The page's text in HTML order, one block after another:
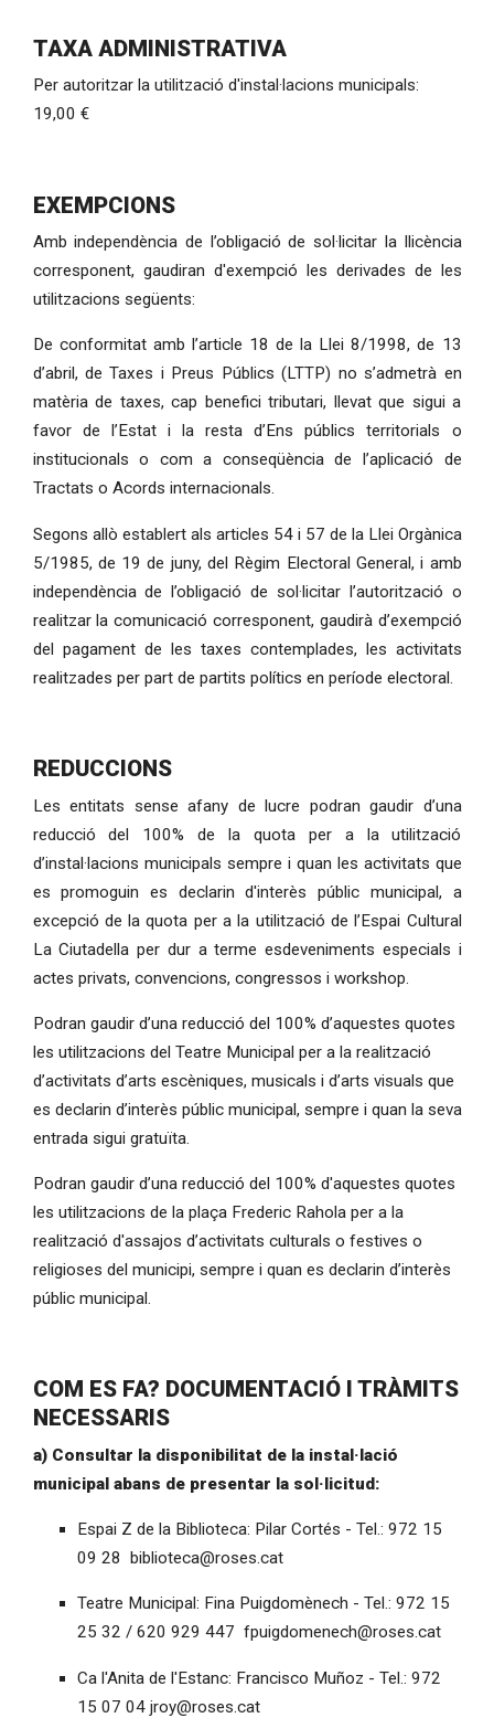
TAXA ADMINISTRATIVA
Per autoritzar la utilització d'instal·lacions municipals:
19,00 €
EXEMPCIONS
Amb independència de l’obligació de sol·licitar la llicència
corresponent, gaudiran d'exempció les derivades de les
utilitzacions següents:
De conformitat amb l’article 18 de la Llei 8/1998, de 13
d’abril, de Taxes i Preus Públics (LTTP) no s’admetrà en
matèria de taxes, cap benefici tributari, llevat que sigui a
favor de l’Estat i la resta d’Ens públics territorials o
institucionals o com a conseqüència de l’aplicació de
Tractats o Acords internacionals.
Segons allò establert als articles 54 i 57 de la Llei Orgànica
5/1985, de 19 de juny, del Règim Electoral General, i amb
independència de l’obligació de sol·licitar l’autorització o
realitzar la comunicació corresponent, gaudirà d’exempció
del pagament de les taxes contemplades, les activitats
realitzades per part de partits polítics en període electoral.
REDUCCIONS
Les entitats sense afany de lucre podran gaudir d’una
reducció del 100% de la quota per a la utilització
d’instal·lacions municipals sempre i quan les activitats que
es promoguin es declarin d'interès públic municipal, a
excepció de la quota per a la utilització de l’Espai Cultural
La Ciutadella per dur a terme esdeveniments especials i
actes privats, convencions, congressos i workshop.
Podran gaudir d’una reducció del 100% d’aquestes quotes
les utilitzacions del Teatre Municipal per a la realització
d’activitats d’arts escèniques, musicals i d’arts visuals que
es declarin d’interès públic municipal, sempre i quan la seva
entrada sigui gratuïta.
Podran gaudir d’una reducció del 100% d'aquestes quotes
les utilitzacions de la plaça Frederic Rahola per a la
realització d'assajos d’activitats culturals o festives o
religioses del municipi, sempre i quan es declarin d’interès
públic municipal.
COM ES FA? DOCUMENTACIÓ I TRÀMITS
NECESSARIS
a) Consultar la disponibilitat de la instal·lació
municipal abans de presentar la sol·licitud:
Espai Z de la Biblioteca: Pilar Cortés - Tel.: 972 15
09 28 biblioteca@roses.cat
Teatre Municipal: Fina Puigdomènech - Tel.: 972 15
25 32 / 620 929 447 fpuigdomenech@roses.cat
Ca l'Anita de l'Estanc: Francisco Muñoz - Tel.: 972
15 07 04 jroy@roses.cat